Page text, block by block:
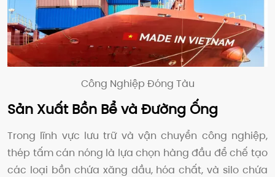
Công Nghiệp Đóng Tàu
Sản Xuất Bồn Bể và Đường Ống
Trong lĩnh vực lưu trữ và vận chuyển công nghiệp,
thép tấm cán nóng là lựa chọn hàng đầu để chế tạo
các loại bồn chứa xăng dầu, hóa chất, và silo chứa